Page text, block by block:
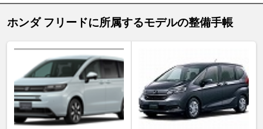
ホンダ フリードに所属するモデルの整備手帳